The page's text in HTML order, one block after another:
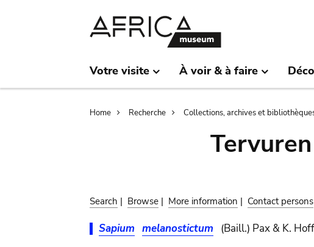
Votre visite À voir & à faire
Breadcrumb
Home Recherche Collections, archives et
Search | Browse | More information | Contact persons
Sapium melanostictum (Baill.) Pax & K.